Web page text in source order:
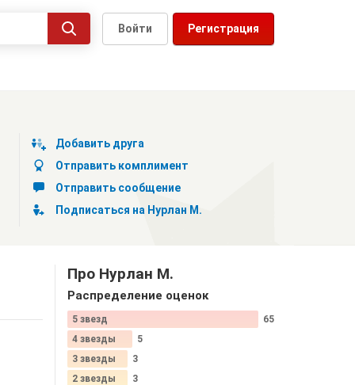
Регистрация
Войти
Добавить друга
Отправить комплимент
Отправить сообщение
Подписаться на Нурлан М.
Про Нурлан М.
Распределение оценок
5 звезд
65
4 звезды
5
3 звезды
3
2 звезды
3